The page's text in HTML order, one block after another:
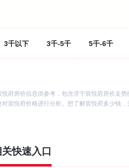
3千以下 3千-5千
5千-6千
府房价信息供参考，包含济宁宸悦府房价走
宸悦府价格进行分析。想了解宸悦府多少钱
快速入口